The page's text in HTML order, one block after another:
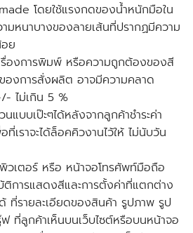
โดยใช้แรงกดของน้ำหนักมือใน
มหนาบางของลายเส้นที่ปรากฏมีความ
ย
รื่องการพิมพ์ หรือความถูกต้องของสี
องการสั่งผลิต อาจมีความคลาด
ไม่เกิน 5 %
นแบบเป๊ะๆได้หลังจากลูกค้าชำระค่า
ที่เราจะได้ล็อคคิวงานไว้ให้ ไม่นับวัน
วเตอร์ หรือ หน้าจอโทรศัพท์มือถือ
การแสดงสีและการตั้งค่าที่แตกต่าง
ที่รายละเอียดของสินค้า รูปภาพ รูป
ที่ลูกค้าเห็นบนเว็บไซต์หรือบนหน้าจอ